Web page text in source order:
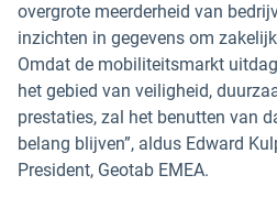
overgrote meerderheid van
inzichten in gegevens om
Omdat de mobiliteitsmarkt
het gebied van veiligheid,
prestaties, zal het benutten van
belang blijven”, aldus Edward
President, Geotab EMEA.